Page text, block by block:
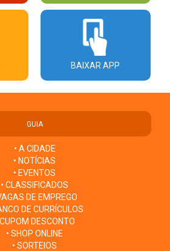
BAIXAR APP
GUIA
• A CIDADE
• NOTÍCIAS
• EVENTOS
• CLASSIFICADOS
DE EMPREGO
DE CURRÍCULOS
DESCONTO
• SHOP ONLINE
• SORTEIOS